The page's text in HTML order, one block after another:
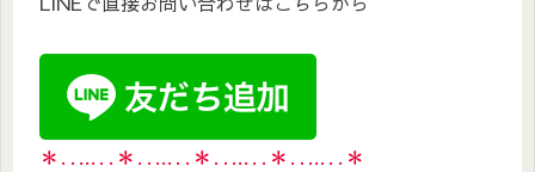
＊‥…‥＊‥…‥＊‥…‥＊‥…‥＊